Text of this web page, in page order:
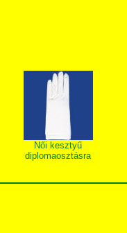
Női kesztyű
diplomaosztásra